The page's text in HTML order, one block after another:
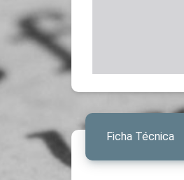
Ficha Técnica